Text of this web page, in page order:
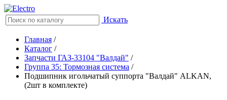
Искать
Главная /
Каталог /
Запчасти ГАЗ-33104 "Валдай" /
Группа 35: Тормозная система /
Подшипник игольчатый суппорта "Валдай" ALKAN,
(2шт в комплекте)